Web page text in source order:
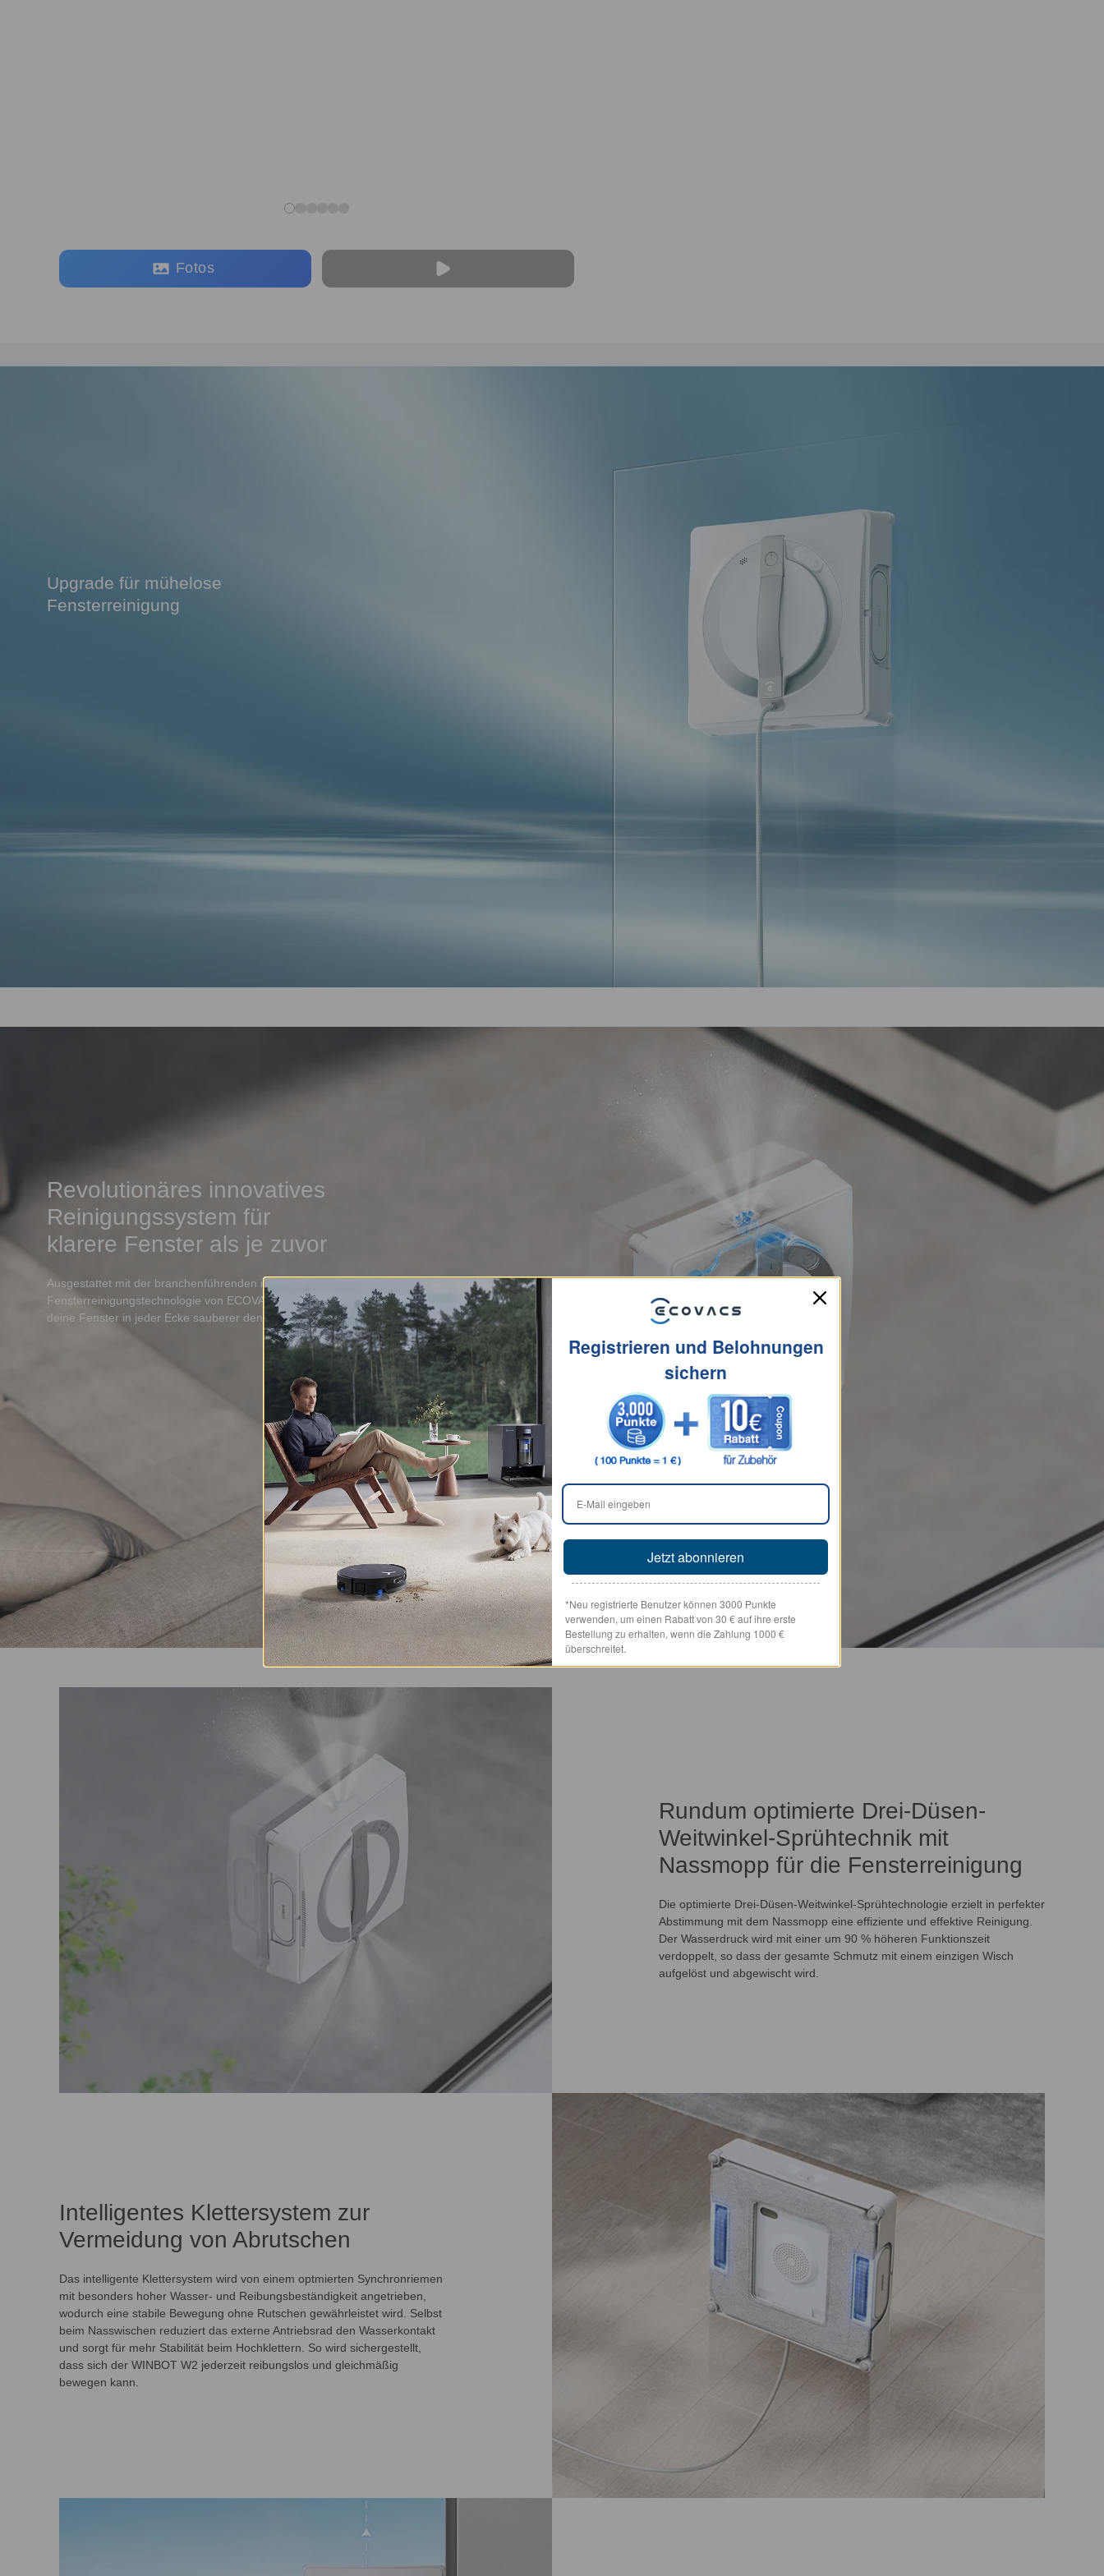
Fotos
Upgrade für mühelose
Fensterreinigung
Revolutionäres innovatives
Reinigungssystem für
klarere Fenster als je zuvor
Ausgestattet mit der branchenführenden innovativen
Fensterreinigungstechnologie von ECOVACS strahlen
deine Fenster in jeder Ecke sauberer denn je.
Rundum optimierte Drei-Düsen-
Weitwinkel-Sprühtechnik mit
Nassmopp für die Fensterreinigung
Die optimierte Drei-Düsen-Weitwinkel-Sprühtechnologie erzielt in perfekter
Abstimmung mit dem Nassmopp eine effiziente und effektive Reinigung.
Der Wasserdruck wird mit einer um 90 % höheren Funktionszeit
verdoppelt, so dass der gesamte Schmutz mit einem einzigen Wisch
aufgelöst und abgewischt wird.
Intelligentes Klettersystem zur
Vermeidung von Abrutschen
Das intelligente Klettersystem wird von einem optmierten Synchronriemen
mit besonders hoher Wasser- und Reibungsbeständigkeit angetrieben,
wodurch eine stabile Bewegung ohne Rutschen gewährleistet wird. Selbst
beim Nasswischen reduziert das externe Antriebsrad den Wasserkontakt
und sorgt für mehr Stabilität beim Hochklettern. So wird sichergestellt,
dass sich der WINBOT W2 jederzeit reibungslos und gleichmäßig
bewegen kann.
Registrieren und Belohnungen
sichern
Jetzt abonnieren
*Neu registrierte Benutzer können 3000 Punkte
verwenden, um einen Rabatt von 30 € auf ihre erste
Bestellung zu erhalten, wenn die Zahlung 1000 €
überschreitet.